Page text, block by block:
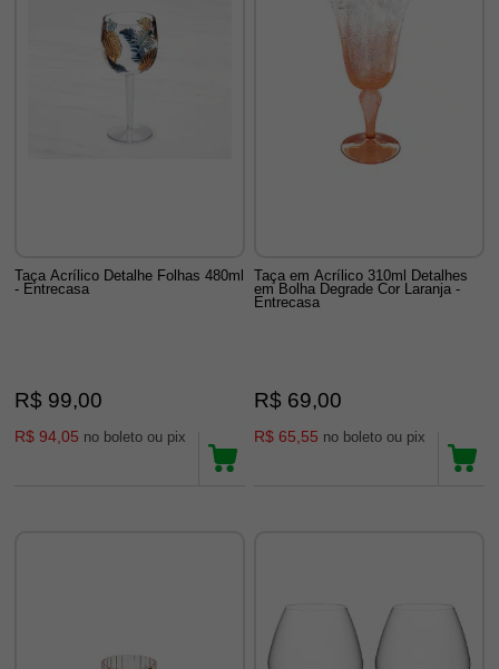
Taça Acrílico Detalhe Folhas 480ml
- Entrecasa
R$ 99,00
R$ 94,05 no boleto ou pix
Taça em Acrílico 310ml Detalhes
em Bolha Degrade Cor Laranja -
Entrecasa
R$ 69,00
R$ 65,55 no boleto ou pix